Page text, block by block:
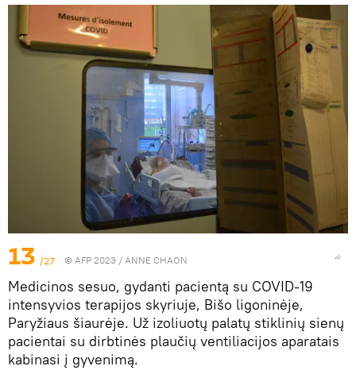
13 /27 © AFP 2023 / ANNE CHAON
Medicinos sesuo, gydanti pacientą su COVID-19
intensyvios terapijos skyriuje, Bišo ligoninėje,
Paryžiaus šiaurėje. Už izoliuotų palatų stiklinių sienų
pacientai su dirbtinės plaučių ventiliacijos aparatais
kabinasi į gyvenimą.